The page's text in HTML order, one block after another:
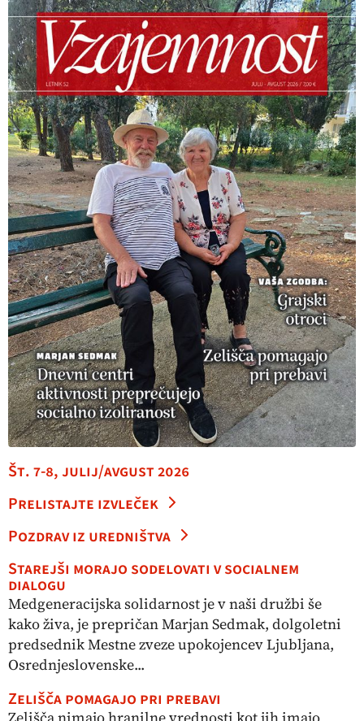
Št. 7-8, julij/avgust 2026
Prelistajte izvleček
Pozdrav iz uredništva
Starejši morajo sodelovati v socialnem
dialogu
Medgeneracijska solidarnost je v naši družbi še
kako živa, je prepričan Marjan Sedmak, dolgoletni
predsednik Mestne zveze upokojencev Ljubljana,
Osrednjeslovenske...
Zelišča pomagajo pri prebavi